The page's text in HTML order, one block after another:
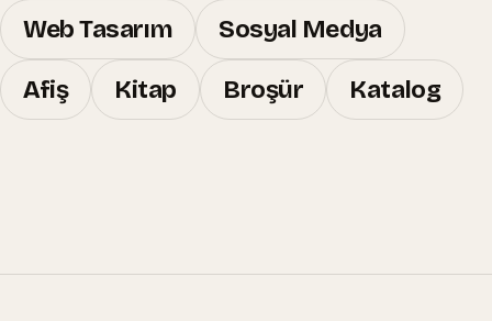
Web Tasarım Sosyal Medya
Afiş Kitap Broşür Katalog